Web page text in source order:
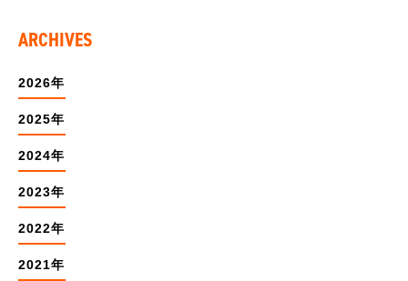
ARCHIVES
2026年
2025年
2024年
2023年
2022年
2021年